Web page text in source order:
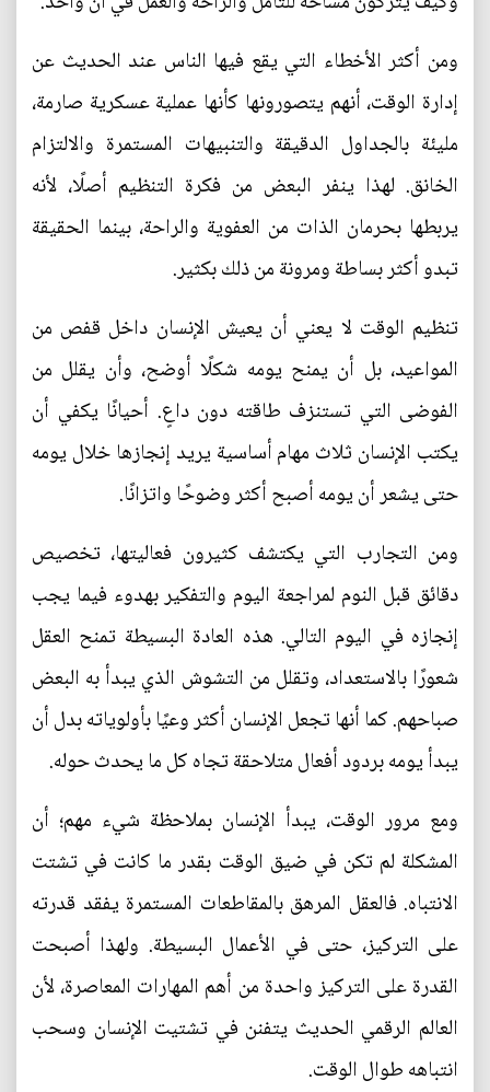
ومن أكثر الأخطاء التي يقع فيها الناس عند الحديث عن
إدارة الوقت، أنهم يتصورونها كأنها عملية عسكرية صارمة،
مليئة بالجداول الدقيقة والتنبيهات المستمرة والالتزام
الخانق. لهذا ينفر البعض من فكرة التنظيم أصلًا، لأنه
يربطها بحرمان الذات من العفوية والراحة، بينما الحقيقة
تبدو أكثر بساطة ومرونة من ذلك بكثير.
تنظيم الوقت لا يعني أن يعيش الإنسان داخل قفص من
المواعيد، بل أن يمنح يومه شكلًا أوضح، وأن يقلل من
الفوضى التي تستنزف طاقته دون داعٍ. أحيانًا يكفي أن
يكتب الإنسان ثلاث مهام أساسية يريد إنجازها خلال يومه
حتى يشعر أن يومه أصبح أكثر وضوحًا واتزانًا.
ومن التجارب التي يكتشف كثيرون فعاليتها، تخصيص
دقائق قبل النوم لمراجعة اليوم والتفكير بهدوء فيما يجب
إنجازه في اليوم التالي. هذه العادة البسيطة تمنح العقل
شعورًا بالاستعداد، وتقلل من التشوش الذي يبدأ به البعض
صباحهم. كما أنها تجعل الإنسان أكثر وعيًا بأولوياته بدل أن
يبدأ يومه بردود أفعال متلاحقة تجاه كل ما يحدث حوله.
ومع مرور الوقت، يبدأ الإنسان بملاحظة شيء مهم؛ أن
المشكلة لم تكن في ضيق الوقت بقدر ما كانت في تشتت
الانتباه. فالعقل المرهق بالمقاطعات المستمرة يفقد قدرته
على التركيز، حتى في الأعمال البسيطة. ولهذا أصبحت
القدرة على التركيز واحدة من أهم المهارات المعاصرة، لأن
العالم الرقمي الحديث يتفنن في تشتيت الإنسان وسحب
انتباهه طوال الوقت.